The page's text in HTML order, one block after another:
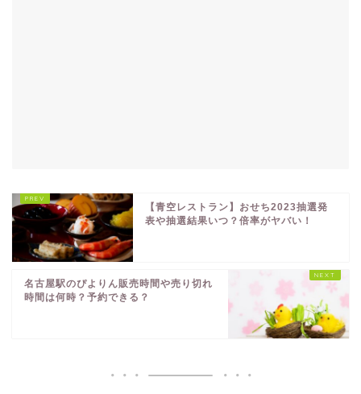
【青空レストラン】おせち2023抽選発
表や抽選結果いつ？倍率がヤバい！
名古屋駅のぴよりん販売時間や売り切れ
時間は何時？予約できる？